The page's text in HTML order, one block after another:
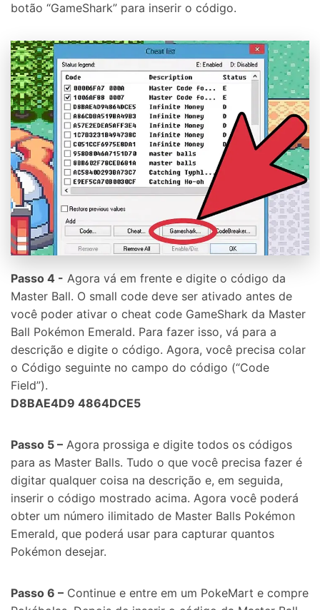
botão “GameShark” para inserir o código.
Passo 4 - Agora vá em frente e digite o código da
Master Ball. O small code deve ser ativado antes de
você poder ativar o cheat code GameShark da Master
Ball Pokémon Emerald. Para fazer isso, vá para a
descrição e digite o código. Agora, você precisa colar
o Código seguinte no campo do código (“Code
Field”).
D8BAE4D9 4864DCE5
Passo 5 – Agora prossiga e digite todos os códigos
para as Master Balls. Tudo o que você precisa fazer é
digitar qualquer coisa na descrição e, em seguida,
inserir o código mostrado acima. Agora você poderá
obter um número ilimitado de Master Balls Pokémon
Emerald, que poderá usar para capturar quantos
Pokémon desejar.
Passo 6 – Continue e entre em um PokeMart e compre